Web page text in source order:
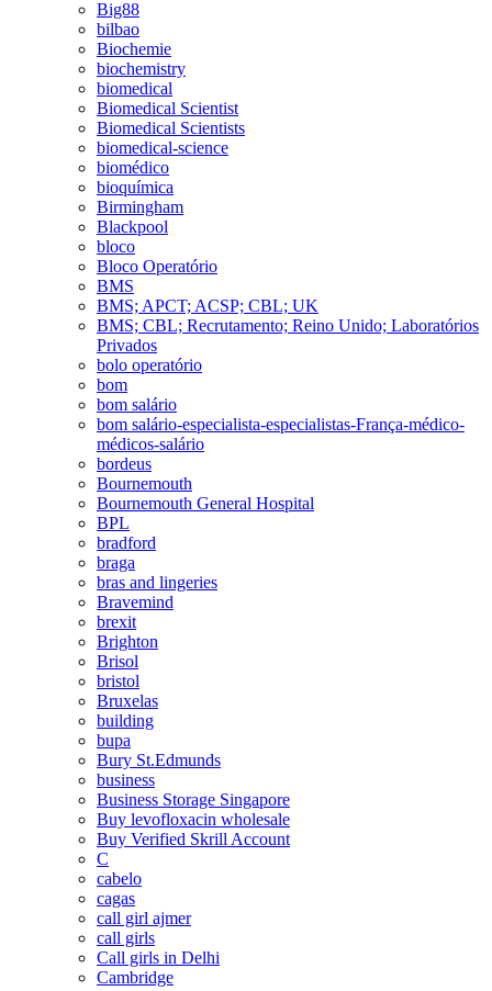
Big88
bilbao
Biochemie
biochemistry
biomedical
Biomedical Scientist
Biomedical Scientists
biomedical-science
biomédico
bioquímica
Birmingham
Blackpool
bloco
Bloco Operatório
BMS
BMS; APCT; ACSP; CBL; UK
BMS; CBL; Recrutamento; Reino Unido; Laboratórios
Privados
bolo operatório
bom
bom salário
bom salário-especialista-especialistas-França-médico-
médicos-salário
bordeus
Bournemouth
Bournemouth General Hospital
BPL
bradford
braga
bras and lingeries
Bravemind
brexit
Brighton
Brisol
bristol
Bruxelas
building
bupa
Bury St.Edmunds
business
Business Storage Singapore
Buy levofloxacin wholesale
Buy Verified Skrill Account
C
cabelo
cagas
call girl ajmer
call girls
Call girls in Delhi
Cambridge